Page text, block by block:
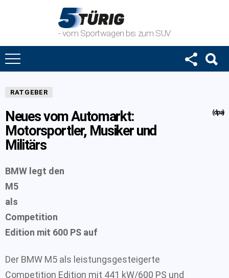
- vom Sportwagen bis zum SUV
RATGEBER
Neues vom Automarkt:
Motorsportler, Musiker und
Militärs
(dpa)
BMW legt den
M5
als
Competition
Edition mit 600 PS auf
Der BMW M5 als leistungsgesteigerte
Competition Edition mit 441 kW/600 PS und